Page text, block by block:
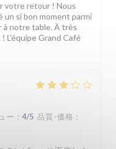
votre retour ! Nous
un si bon moment parmi
à notre table. À très
L'équipe Grand Café
ー : 4/5 品質-価格 :